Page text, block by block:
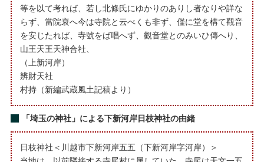
等を以て考れば、若し北條氏にゆかりのありし者なりや詳な
らず、當院衰へ今は寺院と云べくも非ず、僅に堂を構て觀音
を安じたれば、寺號をば唱へず、觀音堂とのみいひ傳へり、
山王天王天神合社、
（上新河岸）
辨財天社
村持（新編武蔵風土記稿より）
「埼玉の神社」による下新河岸日枝神社の由緒
日枝神社＜川越市下新河岸五五（下新河岸字河岸）＞